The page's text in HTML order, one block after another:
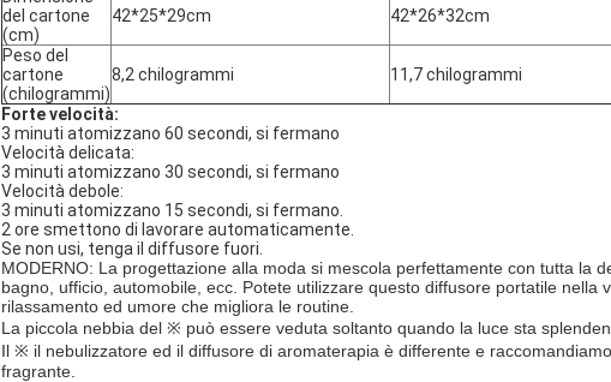
del cartone
(cm)
42*25*29cm 42*26*32cm
Peso del
cartone
(chilogrammi)
8,2 chilogrammi 11,7 chilogrammi
Forte velocità:
3 minuti atomizzano 60 secondi, si fermano
Velocità delicata:
3 minuti atomizzano 30 secondi, si fermano
Velocità debole:
3 minuti atomizzano 15 secondi, si fermano.
2 ore smettono di lavorare automaticamente.
Se non usi, tenga il diffusore fuori.
MODERNO: La progettazione alla moda si mescola perfettamente con tutta la
bagno, ufficio, automobile, ecc. Potete utilizzare questo diffusore portatile nella
rilassamento ed umore che migliora le routine.
La piccola nebbia del ※ può essere veduta soltanto quando la luce sta
Il ※ il nebulizzatore ed il diffusore di aromaterapia è differente e
fragrante.